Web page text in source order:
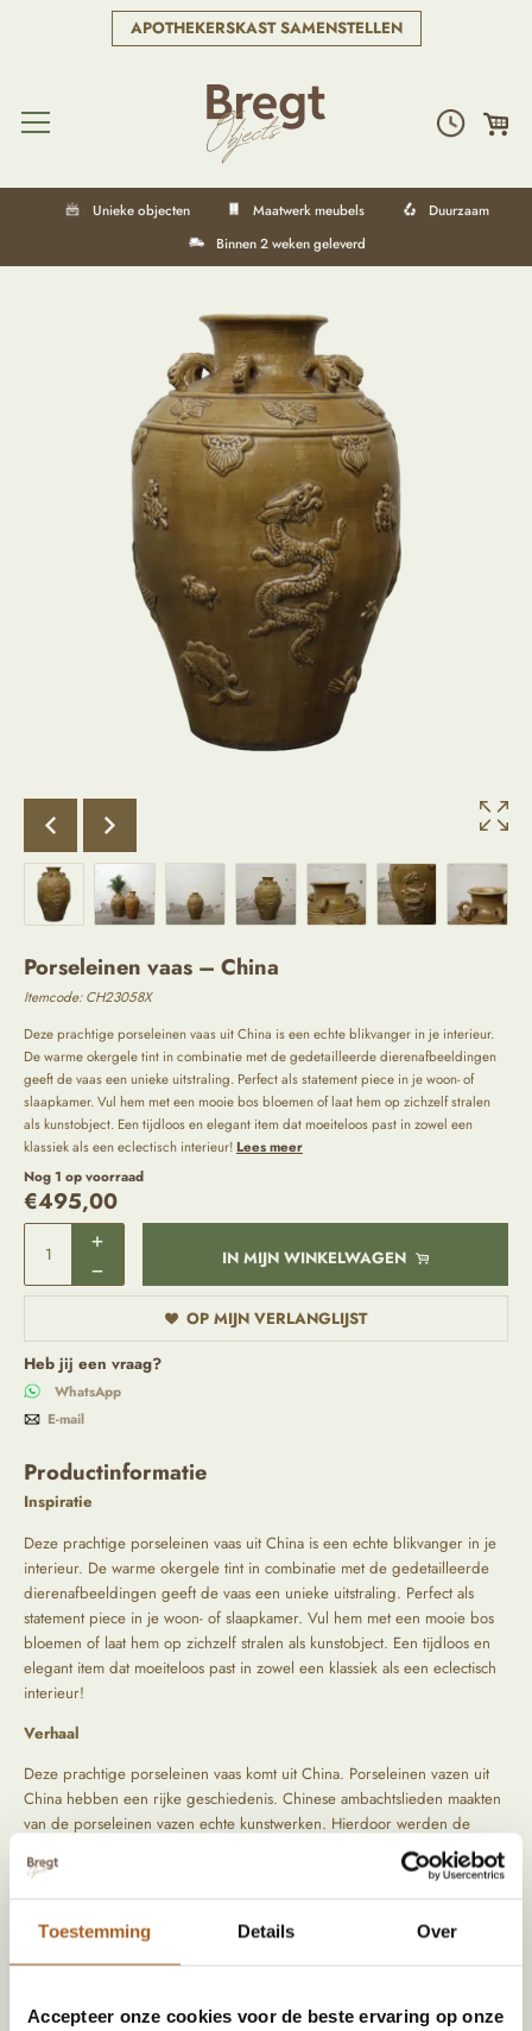
Toestemming Details Over
Accepteer onze cookies voor de beste ervaring op onze
APOTHEKERSKAST SAMENSTELLEN
Unieke objecten Maatwerk meubels
Duurzaam
Binnen 2 weken geleverd
Porseleinen vaas – China
Itemcode: CH23058X
Deze prachtige porseleinen vaas uit China is een echte blikvanger in je interieur.
De warme okergele tint in combinatie met de gedetailleerde dierenafbeeldingen
geeft de vaas een unieke uitstraling. Perfect als statement piece in je woon- of
slaapkamer. Vul hem met een mooie bos bloemen of laat hem op zichzelf stralen
als kunstobject. Een tijdloos en elegant item dat moeiteloos past in zowel een
klassiek als een eclectisch interieur!Lees meer
Nog 1 op voorraad
€495,00
IN MIJN WINKELWAGEN
OP MIJN VERLANGLIJST
Heb jij een vraag?
WhatsApp
E-mail
Productinformatie
Inspiratie
Deze prachtige porseleinen vaas uit China is een echte blikvanger in je
interieur. De warme okergele tint in combinatie met de gedetailleerde
dierenafbeeldingen geeft de vaas een unieke uitstraling. Perfect als
statement piece in je woon- of slaapkamer. Vul hem met een mooie bos
bloemen of laat hem op zichzelf stralen als kunstobject. Een tijdloos en
elegant item dat moeiteloos past in zowel een klassiek als een eclectisch
interieur!
Verhaal
Deze prachtige porseleinen vaas komt uit China. Porseleinen vazen uit
China hebben een rijke geschiedenis. Chinese ambachtslieden maakten
van de porseleinen vazen echte kunstwerken. Hierdoor werden de
vazen wereldwijd geliefd. De okergele kleur was vaak gereserveerd
voor de keizerlijke familie, en decoraties met dieren symboliseerden
gebruikt als luxe decoratie in paleizen en tempels.
Prijs per stuk.